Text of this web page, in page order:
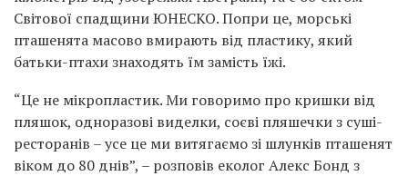
Світової спадщини ЮНЕСКО. Попри це, морські
пташенята масово вмирають від пластику, який
батьки-птахи знаходять їм замість їжі.
“Це не мікропластик. Ми говоримо про кришки від
пляшок, одноразові виделки, соєві пляшечки з суші-
ресторанів – усе це ми витягаємо зі шлунків пташенят
віком до 80 днів”, – розповів еколог Алекс Бонд з